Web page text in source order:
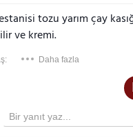
tozu yarım çay
ve kremi.
Daha fazla